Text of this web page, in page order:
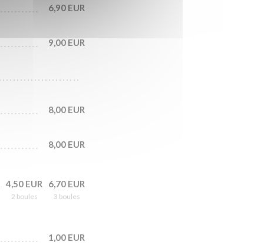
6,90 EUR
9,00 EUR
8,00 EUR
8,00 EUR
4,50 EUR
2 boules
6,70 EUR
3 boules
1,00 EUR